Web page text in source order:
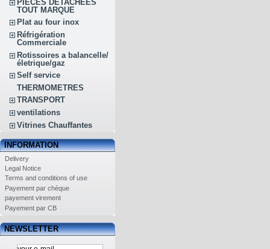
PIECES DETACHEES
TOUT MARQUE
Plat au four inox
Réfrigération
Commerciale
Rotissoires a balancelle/
életrique/gaz
Self service
THERMOMETRES
TRANSPORT
ventilations
Vitrines Chauffantes
INFORMATION
Delivery
Legal Notice
Terms and conditions of use
Payement par chèque
payement virement
Payement par CB
NEWSLETTER